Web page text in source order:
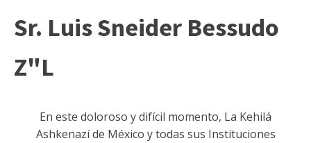
Sr. Luis Sneider Bessudo
Z"L
En este doloroso y difícil momento, La Kehilá
Ashkenazí de México y todas sus Instituciones